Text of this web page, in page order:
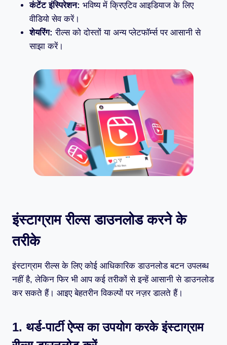
कंटेंट इंस्पिरेशन: भविष्य में क्रिएटिव आइडियाज के लिए
वीडियो सेव करें।
शेयरिंग: रील्स को दोस्तों या अन्य प्लेटफॉर्म्स पर आसानी से
साझा करें।
इंस्टाग्राम रील्स डाउनलोड करने के
तरीके
इंस्टाग्राम रील्स के लिए कोई आधिकारिक डाउनलोड बटन उपलब्ध
नहीं है, लेकिन फिर भी आप कई तरीकों से इन्हें आसानी से डाउनलोड
कर सकते हैं। आइए बेहतरीन विकल्पों पर नज़र डालते हैं।
1. थर्ड-पार्टी ऐप्स का उपयोग करके इंस्टाग्राम